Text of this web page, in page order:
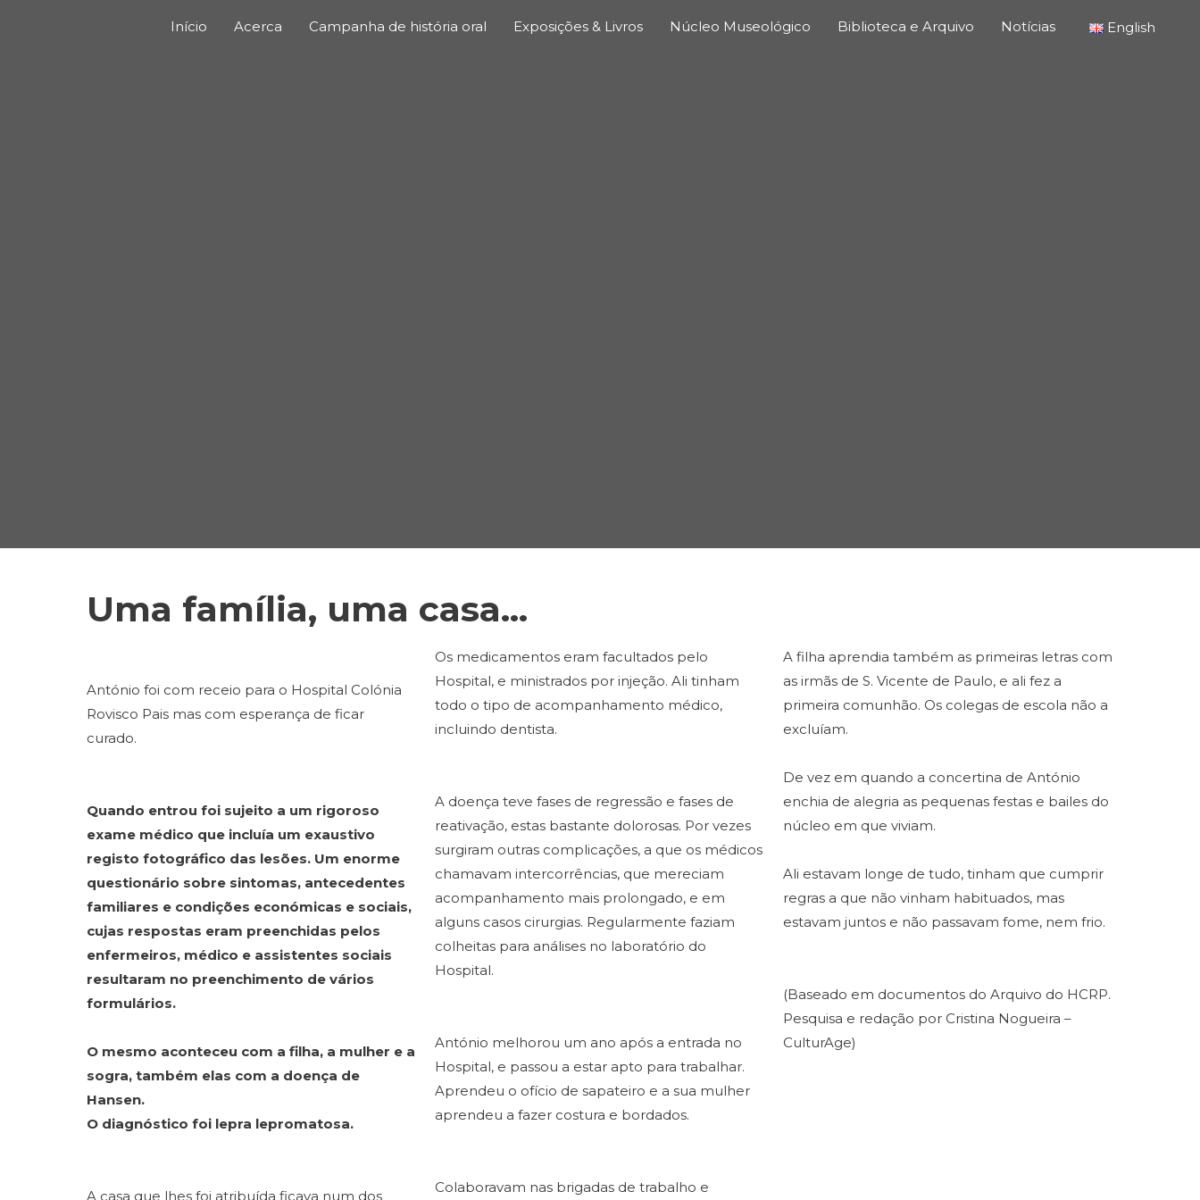
Início Acerca Campanha de história oral Exposições & Livros Núcleo Museológico Biblioteca e Arquivo Notícias English
Uma família, uma casa...
António foi com receio para o Hospital Colónia
Rovisco Pais mas com esperança de ficar
curado.
Quando entrou foi sujeito a um rigoroso
exame médico que incluía um exaustivo
registo fotográfico das lesões. Um enorme
questionário sobre sintomas, antecedentes
familiares e condições económicas e sociais,
cujas respostas eram preenchidas pelos
enfermeiros, médico e assistentes sociais
resultaram no preenchimento de vários
formulários.
O mesmo aconteceu com a filha, a mulher e a
sogra, também elas com a doença de
Hansen.
O diagnóstico foi lepra lepromatosa.
A casa que lhes foi atribuída ficava num dos
Os medicamentos eram facultados pelo
Hospital, e ministrados por injeção. Ali tinham
todo o tipo de acompanhamento médico,
incluindo dentista.
A doença teve fases de regressão e fases de
reativação, estas bastante dolorosas. Por vezes
surgiram outras complicações, a que os médicos
chamavam intercorrências, que mereciam
acompanhamento mais prolongado, e em
alguns casos cirurgias. Regularmente faziam
colheitas para análises no laboratório do
Hospital.
António melhorou um ano após a entrada no
Hospital, e passou a estar apto para trabalhar.
Aprendeu o ofício de sapateiro e a sua mulher
aprendeu a fazer costura e bordados.
Colaboravam nas brigadas de trabalho e
A filha aprendia também as primeiras letras com
as irmãs de S. Vicente de Paulo, e ali fez a
primeira comunhão. Os colegas de escola não a
excluíam.
De vez em quando a concertina de António
enchia de alegria as pequenas festas e bailes do
núcleo em que viviam.
Ali estavam longe de tudo, tinham que cumprir
regras a que não vinham habituados, mas
estavam juntos e não passavam fome, nem frio.
(Baseado em documentos do Arquivo do HCRP.
Pesquisa e redação por Cristina Nogueira –
CulturAge)